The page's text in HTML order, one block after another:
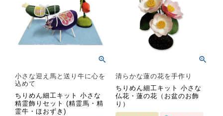
小さな迎え馬と送り牛に心を
込めて
ちりめん細工キット 小さな
精霊飾りセット (精霊馬・精
霊牛・ほおずき)
清らかな蓮の花を手作り
ちりめん細工キット 小さな
仏花・蓮の花（お盆のお飾
り）